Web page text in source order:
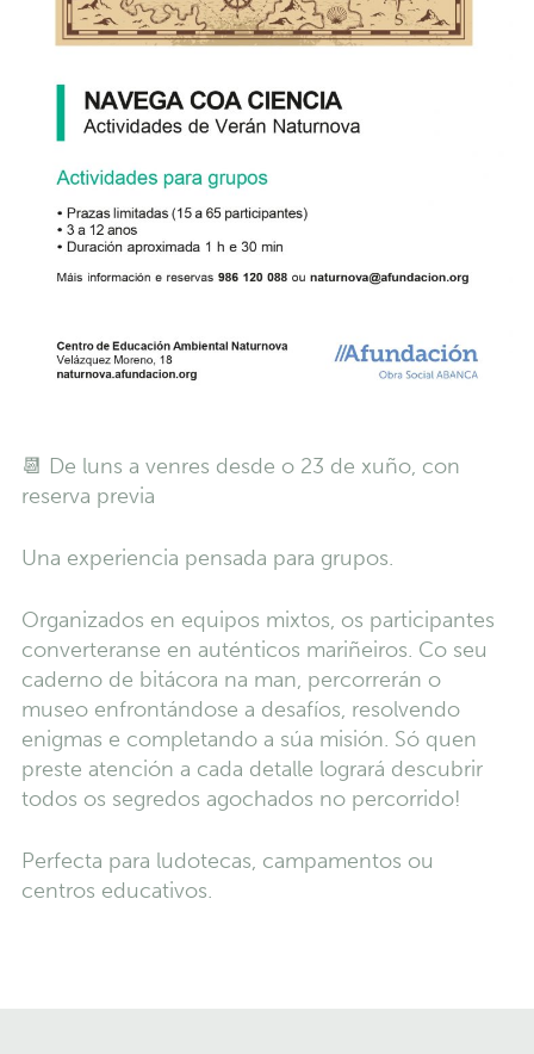
📆 De luns a venres desde o 23 de xuño, con
reserva previa
Una experiencia pensada para grupos.
Organizados en equipos mixtos, os participantes
converteranse en auténticos mariñeiros. Co seu
caderno de bitácora na man, percorrerán o
museo enfrontándose a desafíos, resolvendo
enigmas e completando a súa misión. Só quen
preste atención a cada detalle logrará descubrir
todos os segredos agochados no percorrido!
Perfecta para ludotecas, campamentos ou
centros educativos.